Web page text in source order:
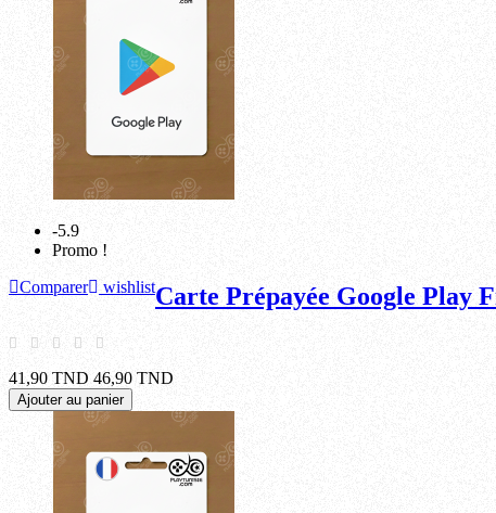
-5.9
Promo !
Comparer
wishlistCarte Prépayée Google Play
41,90 TND 46,90 TND
Ajouter au panier